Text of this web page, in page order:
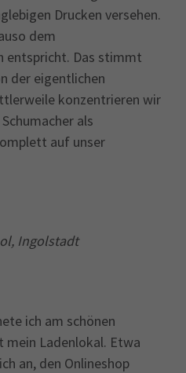
Drucken versehen.
dem
entspricht. Das stimmt
der eigentlichen
konzentrieren wir
als
auf unser
Ingolstadt
ich am schönen
Ladenlokal. Etwa
an, den Onlineshop